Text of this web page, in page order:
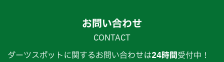
お問い合わせ
CONTACT
ダーツスポットに関するお問い合わせは24時間受付中！